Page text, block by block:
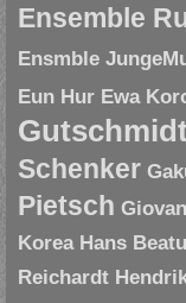
Ensemble
Ensmble
Eun Hur Ewa
Schenker
Pietsch
Korea Hans
Reichardt